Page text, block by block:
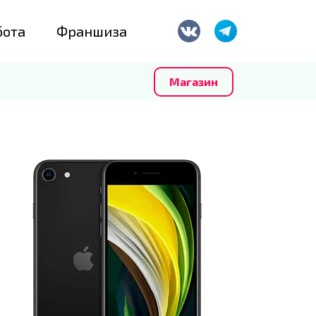
Франшиза
Магазин